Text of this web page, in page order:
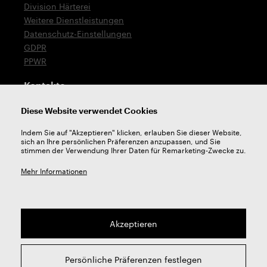
Division Härterei
Weitere Dienstleistungen
Datenschutz-Einstellungen
GDPR
PPWR
Kontakte
T: +420 576 777 519
Technische Unterstützung
2026 © ZPS-FN a.s. | Alle rechte vorbehalten
Diese Website verwendet Cookies
Indem Sie auf "Akzeptieren" klicken, erlauben Sie dieser Website,
sich an Ihre persönlichen Präferenzen anzupassen, und Sie
stimmen der Verwendung Ihrer Daten für Remarketing-Zwecke zu.
Mehr Informationen
Akzeptieren
Persönliche Präferenzen festlegen